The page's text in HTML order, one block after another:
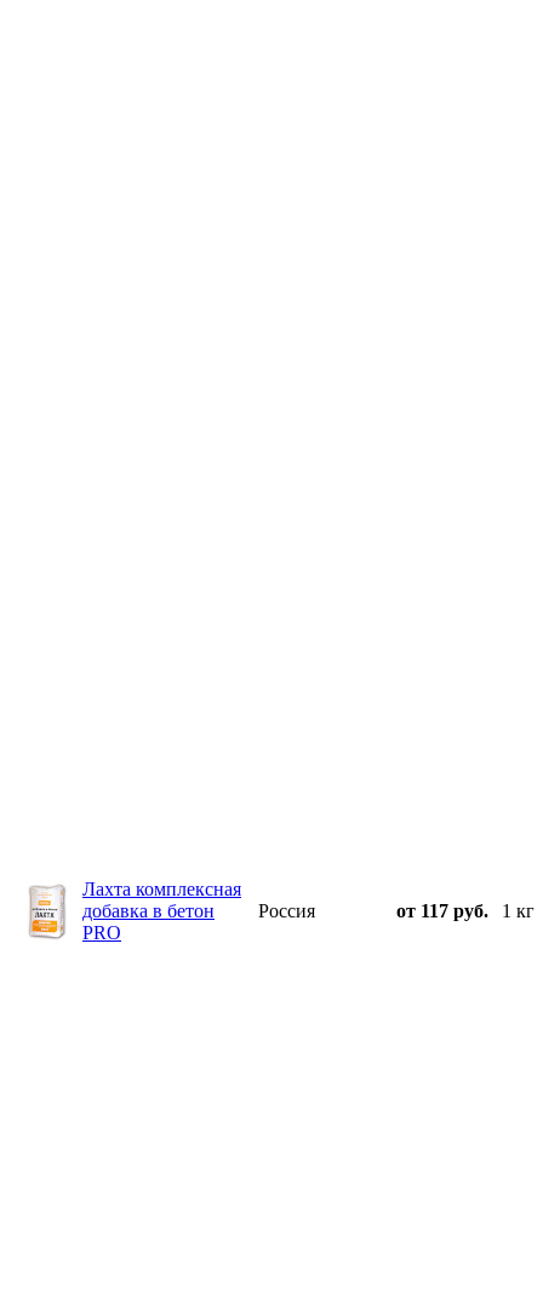
Лахта комплексная
добавка в бетон
PRO
Россия от 117 руб. 1 кг